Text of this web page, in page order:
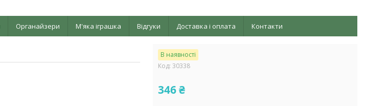
Органайзери М'яка іграшка Відгуки Доставка і оплата Контакти
В наявності
Код: 30338
346 ₴